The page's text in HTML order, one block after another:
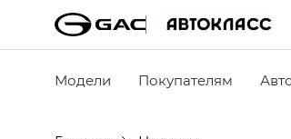
Модели Покупателям